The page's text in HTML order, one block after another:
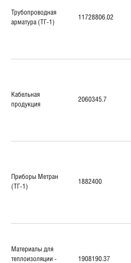
Трубопроводная
арматура (ТГ-1)
11728806.02
Кабельная
продукция
2060345.7
Приборы Метран
(ТГ-1)
1882400
Материалы для
теплоизоляции -
1908190.37